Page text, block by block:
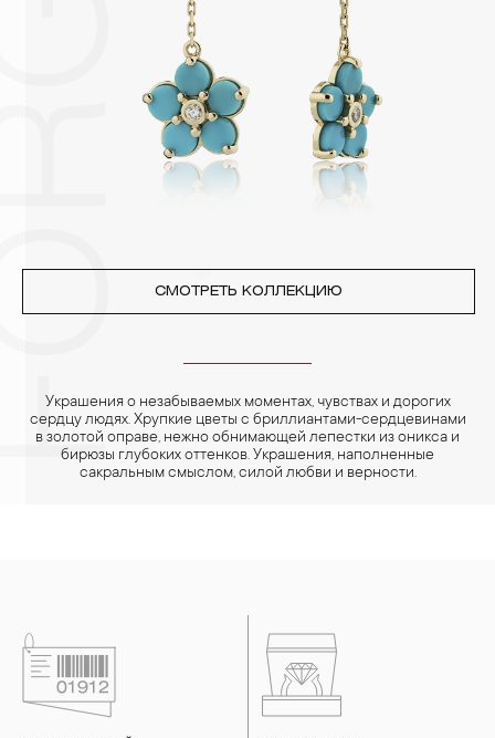
3. Ни в коем случае не храните украшения в ванной комнате.
Особенно беречь от воздействия влаги, необходимо
позолоченные изделия. Также высокую влажность плохо
переносят жемчуг, бирюза, малахит и янтарь.
4. Специалисты обычно рекомендуют чистить украшения не
реже одного раза в месяц, а также регулярно протирать их
фланелевой или замшевой салфеткой.
СМОТРЕТЬ КОЛЛЕКЦИЮ
Украшения о незабываемых моментах, чувствах и дорогих
сердцу людях. Хрупкие цветы с бриллиантами-сердцевинами
в золотой оправе, нежно обнимающей лепестки из оникса и
бирюзы глубоких оттенков. Украшения, наполненные
сакральным смыслом, силой любви и верности.